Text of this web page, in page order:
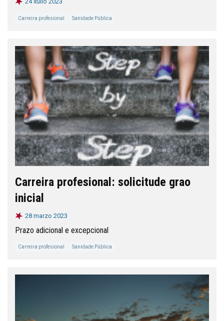
Carreira profesional Sanidade Pública
Carreira profesional: solicitude grao
inicial
28 marzo 2023
Prazo adicional e excepcional
Carreira profesional Sanidade Pública